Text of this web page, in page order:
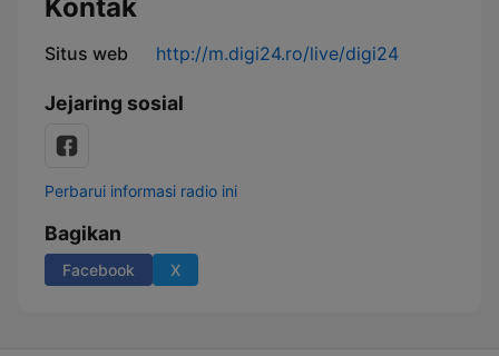
Kontak
Situs web http://m.digi24.ro/live/digi24
Jejaring sosial
Perbarui informasi radio ini
Bagikan
Facebook X